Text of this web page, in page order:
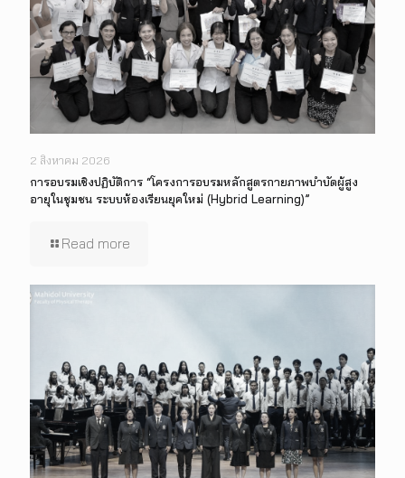
2 สิงหาคม 2026
การอบรมเชิงปฏิบัติการ “โครงการอบรมหลักสูตรกายภาพบำบัดผู้สูง
อายุในชุมชน ระบบห้องเรียนยุคใหม่ (Hybrid Learning)”
Read more